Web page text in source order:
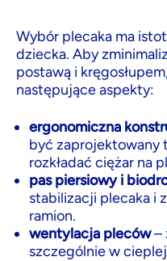
Wybór plecaka ma
dziecka. Aby
postawą i
następujące aspekty:
ergonomiczna
być zaprojektowany
rozkładać ciężar na
pas piersiowy i
stabilizacji plecaka i
ramion.
wentylacja pleców–
szczególnie w